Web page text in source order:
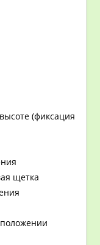
(фиксация
щетка